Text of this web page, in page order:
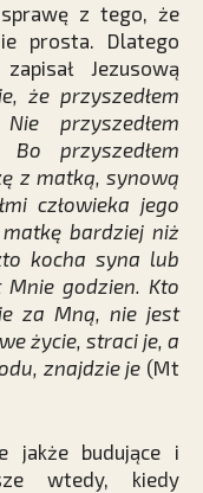
z tego, że
prosta. Dlatego
Jezusową
że przyszedłem
Nie przyszedłem
przyszedłem
z matką, synową
człowieka jego
bardziej niż
kocha syna lub
godzien. Kto
za Mną, nie jest
życie, straci je, a
znajdzie je (Mt
jakże budujące i
wtedy, kiedy